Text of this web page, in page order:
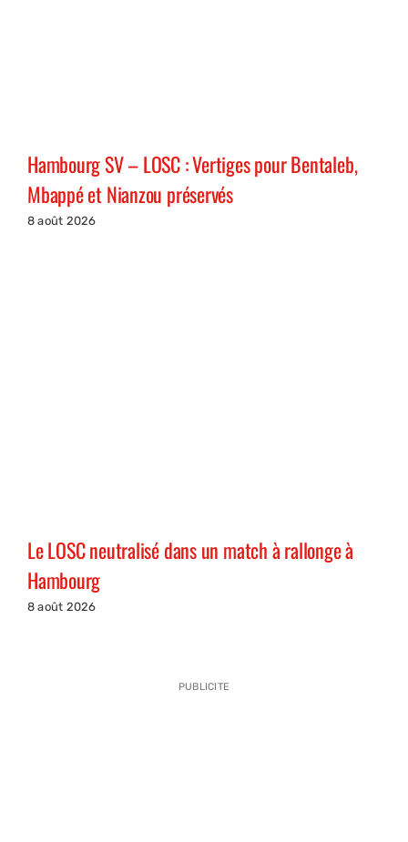
Hambourg SV – LOSC : Vertiges pour Bentaleb,
Mbappé et Nianzou préservés
8 août 2026
Le LOSC neutralisé dans un match à rallonge à
Hambourg
8 août 2026
PUBLICITE